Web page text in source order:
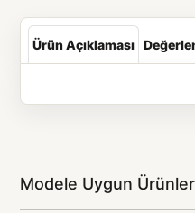
Ürün Açıklaması
Modele Uygun Ürünler